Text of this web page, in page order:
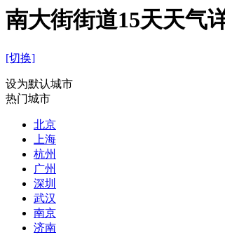
南大街街道15天天气
[切换]
设为默认城市
热门城市
北京
上海
杭州
广州
深圳
武汉
南京
济南